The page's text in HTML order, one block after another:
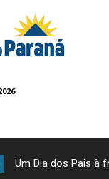
Um Dia dos Pais à